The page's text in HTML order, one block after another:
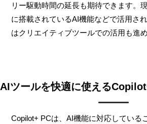
リー駆動時間の延長も期待できます。
に搭載されているAI機能などで活用さ
はクリエイティブツールでの活用も進
AIツールを快適に使える
Copilot+ PCは、AI機能に対応している